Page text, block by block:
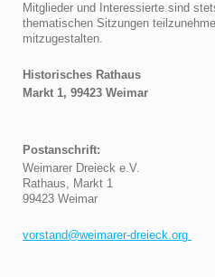
Mitglieder und Interessierte sind
thematischen Sitzungen
mitzugestalten.
Historisches Rathaus
Markt 1, 99423 Weimar
Postanschrift:
Weimarer Dreieck e.V.
Rathaus, Markt 1
99423 Weimar
vorstand@weimarer-dreieck.org